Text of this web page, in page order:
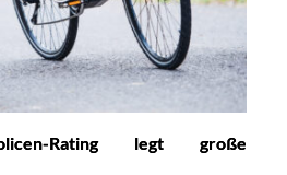
Rating legt große